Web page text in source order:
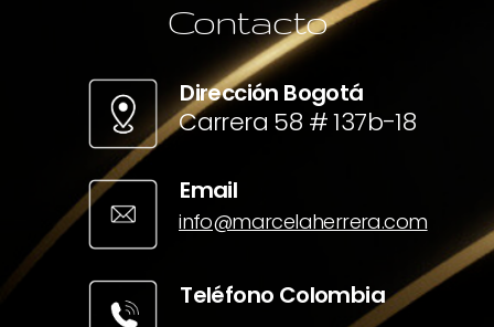
Contacto
Dirección Bogotá
Carrera 58 # 137b-18
Email
info@marcelaherrera.com
Teléfono Colombia